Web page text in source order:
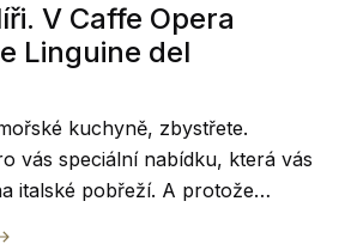
V Caffe Opera
Linguine del
kuchyně, zbystřete.
vás speciální nabídku, která vás
italské pobřeží. A protože
nejlépe ve společnosti, vytvořili